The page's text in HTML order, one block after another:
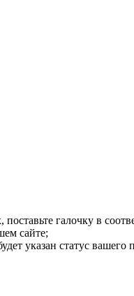
галочку в
сайте;
указан статус вашего